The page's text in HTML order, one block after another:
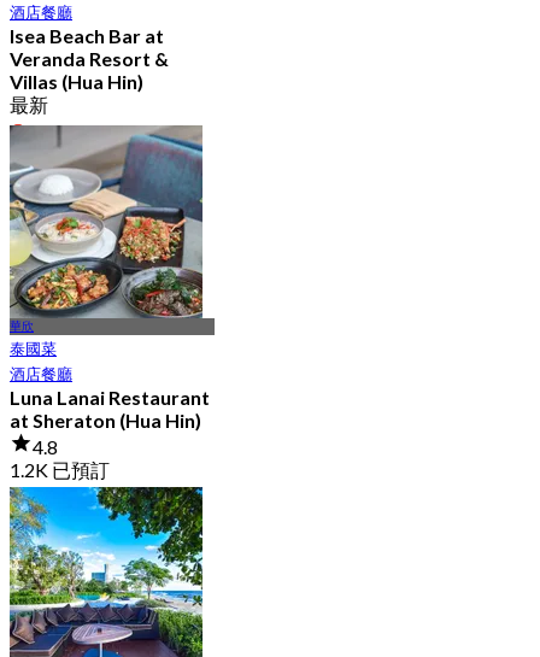
酒店餐廳
Isea Beach Bar at
Veranda Resort &
Villas (Hua Hin)
最新
4.5
起
฿ 837.5
華欣
泰國菜
酒店餐廳
Luna Lanai Restaurant
at Sheraton (Hua Hin)
4.8
1.2K 已預訂
起฿ 397.5